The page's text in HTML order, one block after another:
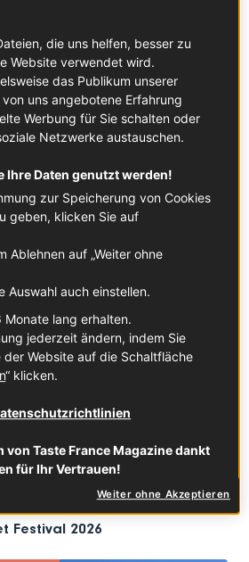
2026: Entdeckt eure neuen
um Düsseldorf
Comité des Vins d'Alsace
NÄHE
auf der Kö: Das erwartet
Festival 2026
die uns helfen, besser zu
Website verwendet wird.
das Publikum unserer
uns angebotene Erfahrung
Werbung für Sie schalten oder
Netzwerke austauschen.
Ihre Daten genutzt werden!
zur Speicherung von Cookies
geben, klicken Sie auf
Ablehnen auf „Weiter ohne
Auswahl auch einstellen.
lang erhalten.
jederzeit ändern, indem Sie
der Website auf die Schaltfläche
“ klicken.
von Taste France Magazine dankt
für Ihr Vertrauen!
Weiter ohne Akzeptieren